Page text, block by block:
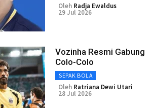
Oleh Radja Ewaldus
29 Jul 2026
Vozinha Resmi Gabung
Colo-Colo
SEPAK BOLA
Oleh Ratriana Dewi Utari
28 Jul 2026